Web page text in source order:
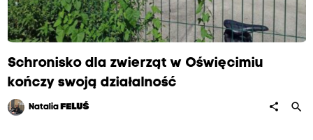
Schronisko dla zwierząt w Oświęcimiu
kończy swoją działalność
Natalia FELUŚ share search